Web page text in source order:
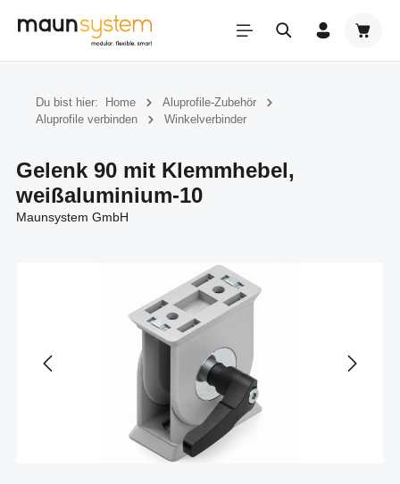
Zum Hauptinhalt springen
Du bist hier: Home
Aluprofile-Zubehör
Aluprofile verbinden
Winkelverbinder
Gelenk 90 mit Klemmhebel,
weißaluminium-10
Maunsystem GmbH